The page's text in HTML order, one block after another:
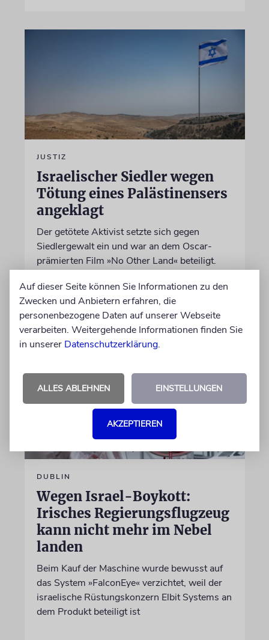
JUSTIZ
Israelischer Siedler wegen
Tötung eines Palästinensers
angeklagt
Der getötete Aktivist setzte sich gegen
Siedlergewalt ein und war an dem Oscar-
prämierten Film »No Other Land« beteiligt.
07.08.2026
DUBLIN
Wegen Israel-Boykott:
Irisches Regierungsflugzeug
kann nicht mehr im Nebel
landen
Beim Kauf der Maschine wurde bewusst auf
das System »FalconEye« verzichtet, weil der
israelische Rüstungskonzern Elbit Systems an
dem Produkt beteiligt ist
Auf dieser Seite können Sie Informationen zu den
Zwecken und Anbietern erfahren, die
personenbezogene Daten auf unserer Webseite
verarbeiten. Weitergehende Informationen finden Sie
in unserer Datenschutzerklärung.
ALLES ABLEHNEN EINSTELLUNGEN
AKZEPTIEREN